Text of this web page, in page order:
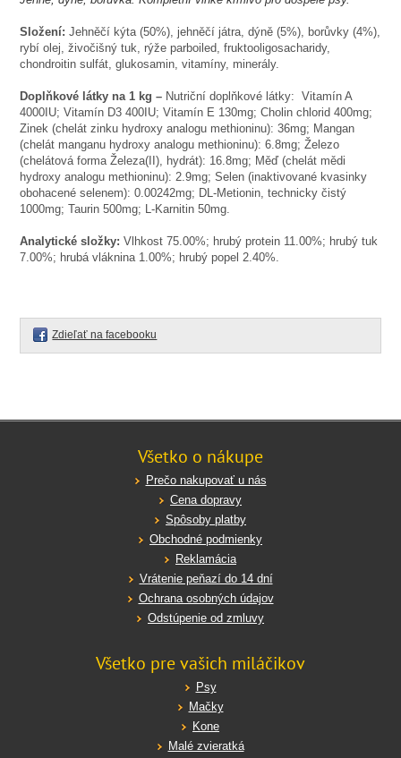
Složení:Jehněčí kýta (50%), jehněčí játra, dýně (5%), borůvky (4%),
rybí olej, živočišný tuk, rýže parboiled, fruktooligosacharidy,
chondroitin sulfát, glukosamin, vitamíny, minerály.
Doplňkové látky na 1 kg – Nutriční doplňkové látky: Vitamín A
4000IU; Vitamín D3 400IU; Vitamín E 130mg; Cholin chlorid 400mg;
Zinek (chelát zinku hydroxy analogu methioninu): 36mg; Mangan
(chelát manganu hydroxy analogu methioninu): 6.8mg; Železo
(chelátová forma Železa(II), hydrát): 16.8mg; Měď (chelát mědi
hydroxy analogu methioninu): 2.9mg; Selen (inaktivované kvasinky
obohacené selenem): 0.00242mg; DL-Metionin, technicky čistý
1000mg; Taurin 500mg; L-Karnitin 50mg.
Analytické složky:Vlhkost 75.00%; hrubý protein 11.00%; hrubý tuk
7.00%; hrubá vláknina 1.00%; hrubý popel 2.40%.
Zdieľať na facebooku
Všetko o nákupe
Prečo nakupovať u nás
Cena dopravy
Spôsoby platby
Obchodné podmienky
Reklamácia
Vrátenie peňazí do 14 dní
Ochrana osobných údajov
Odstúpenie od zmluvy
Všetko pre vašich miláčikov
Psy
Mačky
Kone
Malé zvieratká